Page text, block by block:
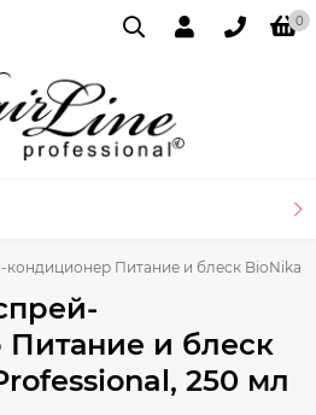
0
Питание и блеск BioNika
и блеск
250 мл